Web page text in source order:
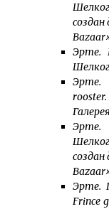
Эрте.
Эрте.
Эрте.
Frince